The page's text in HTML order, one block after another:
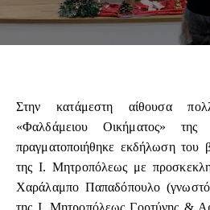
Στην κατάμεστη αίθουσα
«Φαλδάμειου Οικήματος»
πραγματοποιήθηκε εκδήλωση του
της Ι. Μητροπόλεως με
Χαράλαμπο Παπαδόπουλο
της Ι. Μητροπόλεως Γορτύνης &